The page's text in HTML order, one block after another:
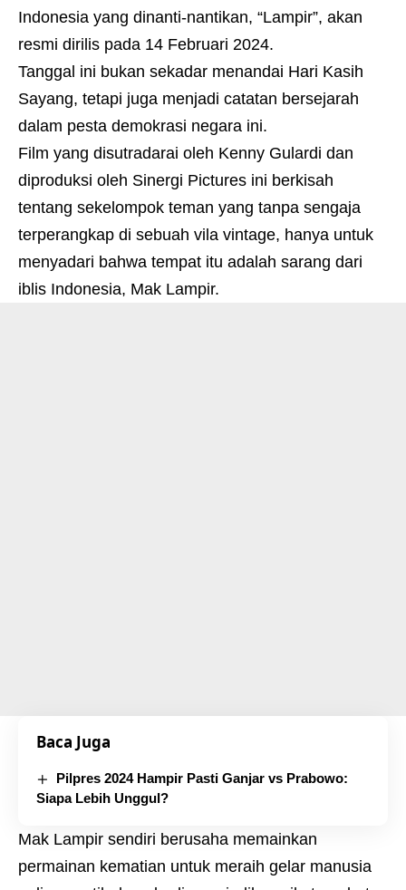
Indonesia yang dinanti-nantikan, “Lampir”, akan
resmi dirilis pada 14 Februari 2024.
Tanggal ini bukan sekadar menandai Hari Kasih
Sayang, tetapi juga menjadi catatan bersejarah
dalam pesta demokrasi negara ini.
Film yang disutradarai oleh Kenny Gulardi dan
diproduksi oleh Sinergi Pictures ini berkisah
tentang sekelompok teman yang tanpa sengaja
terperangkap di sebuah vila vintage, hanya untuk
menyadari bahwa tempat itu adalah sarang dari
iblis Indonesia, Mak Lampir.
Baca Juga
Pilpres 2024 Hampir Pasti Ganjar vs Prabowo:
Siapa Lebih Unggul?
Mak Lampir sendiri berusaha memainkan
permainan kematian untuk meraih gelar manusia